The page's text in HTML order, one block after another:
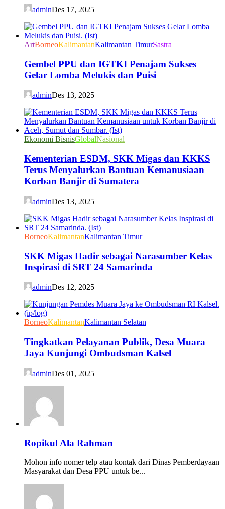
adminDes 17, 2025
ArtBorneoKalimantanKalimantan TimurSastra
Gembel PPU dan IGTKI Penajam Sukses
Gelar Lomba Melukis dan Puisi
adminDes 13, 2025
Ekonomi BisnisGlobalNasional
Kementerian ESDM, SKK Migas dan KKKS
Terus Menyalurkan Bantuan Kemanusiaan
Korban Banjir di Sumatera
adminDes 13, 2025
BorneoKalimantanKalimantan Timur
SKK Migas Hadir sebagai Narasumber Kelas
Inspirasi di SRT 24 Samarinda
adminDes 12, 2025
BorneoKalimantanKalimantan Selatan
Tingkatkan Pelayanan Publik, Desa Muara
Jaya Kunjungi Ombudsman Kalsel
adminDes 01, 2025
Ropikul Ala Rahman
Mohon info nomer telp atau kontak dari Dinas Pemberdayaan
Masyarakat dan Desa PPU untuk be...